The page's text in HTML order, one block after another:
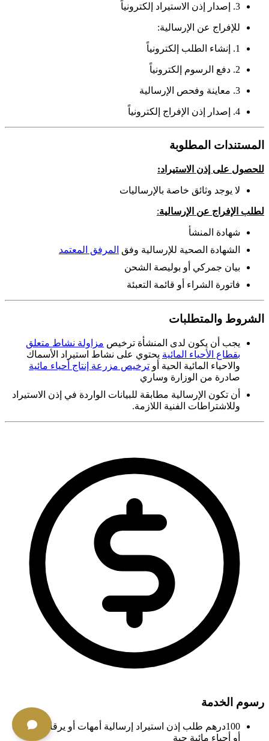
3. إصدار إذن الاستيراد إلكترونياً
للإفراج عن الإرسالية:
1. إنشاء الطلب إلكترونياً
2. دفع الرسوم إلكترونياً
3. معاينة وفحص الإرسالية
4. إصدار إذن الإفراج إلكترونياً
المستندات المطلوبة
للحصول على إذن الاستيراد:
لا يوجد وثائق خاصة بالإرساليات
لطلب الإفراج عن الإرسالية:
شهادة المنشأ
الشهادة الصحية للإرسالية وفق المرفق المعتمد
بيان جمركي أو بوليصة الشحن
فاتورة الشراء أو قائمة التعبئة
الشروط والمتطلبات
يجب أن يكون لدى المنشأة ترخيص مزاولة نشاط متعلق
بقطاع الأحياء المائية يحتوي على نشاط استيراد الأسماك
والاحياء المائية الحية أو ترخيص مزرعة إنتاج أحياء مائية
صادرة من الوزارة وساري
أن تكون الإرسالية مطابقة للبيانات الواردة في إذن الاستيراد
وللاشتراطات الفنية اللازمة.
رسوم الخدمة
100درهم طلب إذن استيراد إرسالية أمهات أو يرقات أسماك
أو أحياء مائية حية